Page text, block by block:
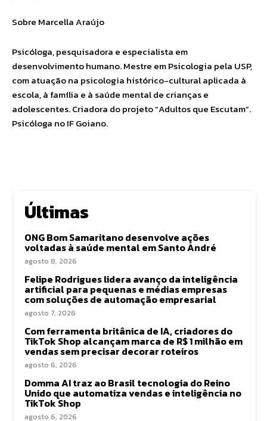
Sobre Marcella Araújo
Psicóloga, pesquisadora e especialista em
desenvolvimento humano. Mestre em Psicologia pela USP,
com atuação na psicologia histórico-cultural aplicada à
escola, à família e à saúde mental de crianças e
adolescentes. Criadora do projeto “Adultos que Escutam”.
Psicóloga no IF Goiano.
Últimas
ONG Bom Samaritano desenvolve ações
voltadas à saúde mental em Santo André
agosto 8, 2026
Felipe Rodrigues lidera avanço da inteligência
artificial para pequenas e médias empresas
com soluções de automação empresarial
agosto 7, 2026
Com ferramenta britânica de IA, criadores do
TikTok Shop alcançam marca de R$ 1 milhão em
vendas sem precisar decorar roteiros
agosto 6, 2026
Domma AI traz ao Brasil tecnologia do Reino
Unido que automatiza vendas e inteligência no
TikTok Shop
agosto 6, 2026